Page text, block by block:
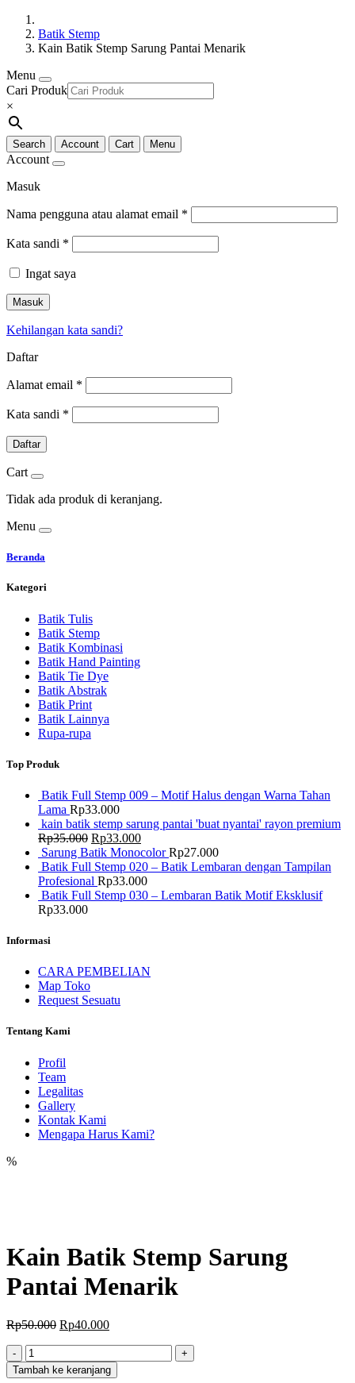
Batik Stemp
Kain Batik Stemp Sarung Pantai Menarik
Menu
Cari Produk
×
Search Account Cart Menu
Account
Masuk
Nama pengguna atau alamat email *
Kata sandi *
Ingat saya
Masuk
Kehilangan kata sandi?
Daftar
Alamat email *
Kata sandi *
Daftar
Cart
Tidak ada produk di keranjang.
Menu
Beranda
Kategori
Batik Tulis
Batik Stemp
Batik Kombinasi
Batik Hand Painting
Batik Tie Dye
Batik Abstrak
Batik Print
Batik Lainnya
Rupa-rupa
Top Produk
Batik Full Stemp 009 – Motif Halus dengan Warna Tahan
Lama Rp33.000
kain batik stemp sarung pantai 'buat nyantai' rayon premium
Rp35.000 Harga
aslinya
adalah:
Rp35.000.
Rp33.000Harga
saat
ini
adalah:
Rp33.000.
Sarung Batik Monocolor Rp27.000
Batik Full Stemp 020 – Batik Lembaran dengan Tampilan
Profesional Rp33.000
Batik Full Stemp 030 – Lembaran Batik Motif Eksklusif
Rp33.000
Informasi
CARA PEMBELIAN
Map Toko
Request Sesuatu
Tentang Kami
Profil
Team
Legalitas
Gallery
Kontak Kami
Mengapa Harus Kami?
%
Kain Batik Stemp Sarung
Pantai Menarik
Rp50.000 Harga
Rp50.000.
Rp40.000Harga
adalah:
- Jumlah
+
Tambah ke keranjang